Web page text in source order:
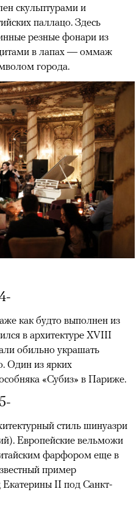
скульптурами и
паллацо. Здесь
резные фонари из
в лапах — оммаж
города.
как будто выполнен из
в архитектуре XVIII
обильно украшать
Один из ярких
«Субиз» в Париже.
стиль шинуазри
Европейские вельможи
фарфором еще в
пример
II под Санкт-